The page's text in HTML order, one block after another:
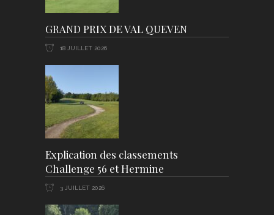
GRAND PRIX DE VAL QUEVEN
18 JUILLET 2026
Explication des classements
Challenge 56 et Hermine
3 JUILLET 2026